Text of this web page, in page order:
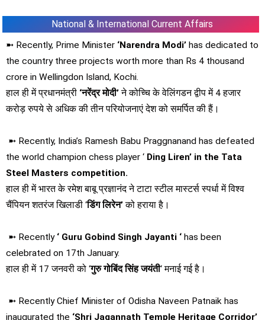
National & International Current Affairs
➼ Recently, Prime Minister ‘Narendra Modi’ has dedicated to
the country three projects worth more than Rs 4 thousand
crore in Wellingdon Island, Kochi.
हाल ही में प्रधानमंत्री ‘नरेंद्र मोदी’ने कोच्चि के वेलिंगडन द्वीप में 4 हजार
करोड़ रुपये से अधिक की तीन परियोजनाएं देश को समर्पित की हैं।
➼ Recently, India’s Ramesh Babu Praggnanand has defeated
the world champion chess player ‘ Ding Liren’ in the Tata
Steel Masters competition.
हाल ही में भारत के रमेश बाबू प्रज्ञानंद ने टाटा स्‍टील मास्‍टर्स स्‍पर्धा में विश्व
चैंपियन शतरंज खिलाडी ‘डिंग लिरेन’को हराया है।
➼ Recently ‘ Guru Gobind Singh Jayanti ‘ has been
celebrated on 17th January.
हाल ही में 17 जनवरी को ‘गुरु गोबिंद सिंह जयंती‘ मनाई गई है।
➼ Recently Chief Minister of Odisha Naveen Patnaik has
inaugurated the ‘Shri Jagannath Temple Heritage Corridor’